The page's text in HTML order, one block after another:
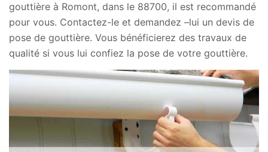
gouttière à Romont, dans le 88700, il est recommandé
pour vous. Contactez-le et demandez –lui un devis de
pose de gouttière. Vous bénéficierez des travaux de
qualité si vous lui confiez la pose de votre gouttière.